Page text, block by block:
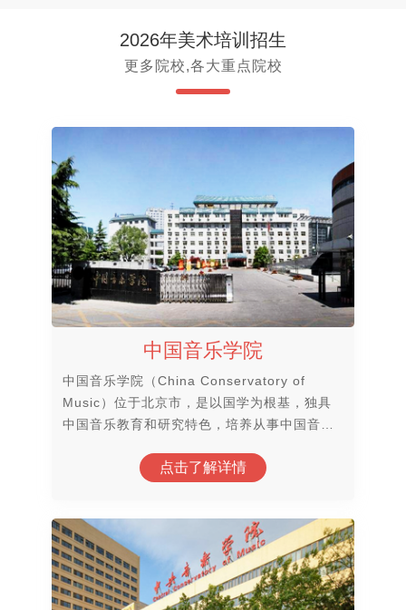
2026年美术培训招生
更多院校,各大重点院校
中国音乐学院
中国音乐学院（China Conservatory of
Music）位于北京市，是以国学为根基，独具
中国音乐教育和研究特色，培养从事中国音乐
的高等音乐学府，国家首批“双一流”世界一流
点击了解详情